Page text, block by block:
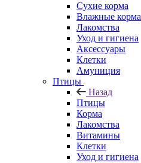
Сухие корма
Влажные корма
Лакомства
Уход и гигиена
Аксессуары
Клетки
Амуниция
Птицы
Назад
Птицы
Корма
Лакомства
Витамины
Клетки
Уход и гигиена